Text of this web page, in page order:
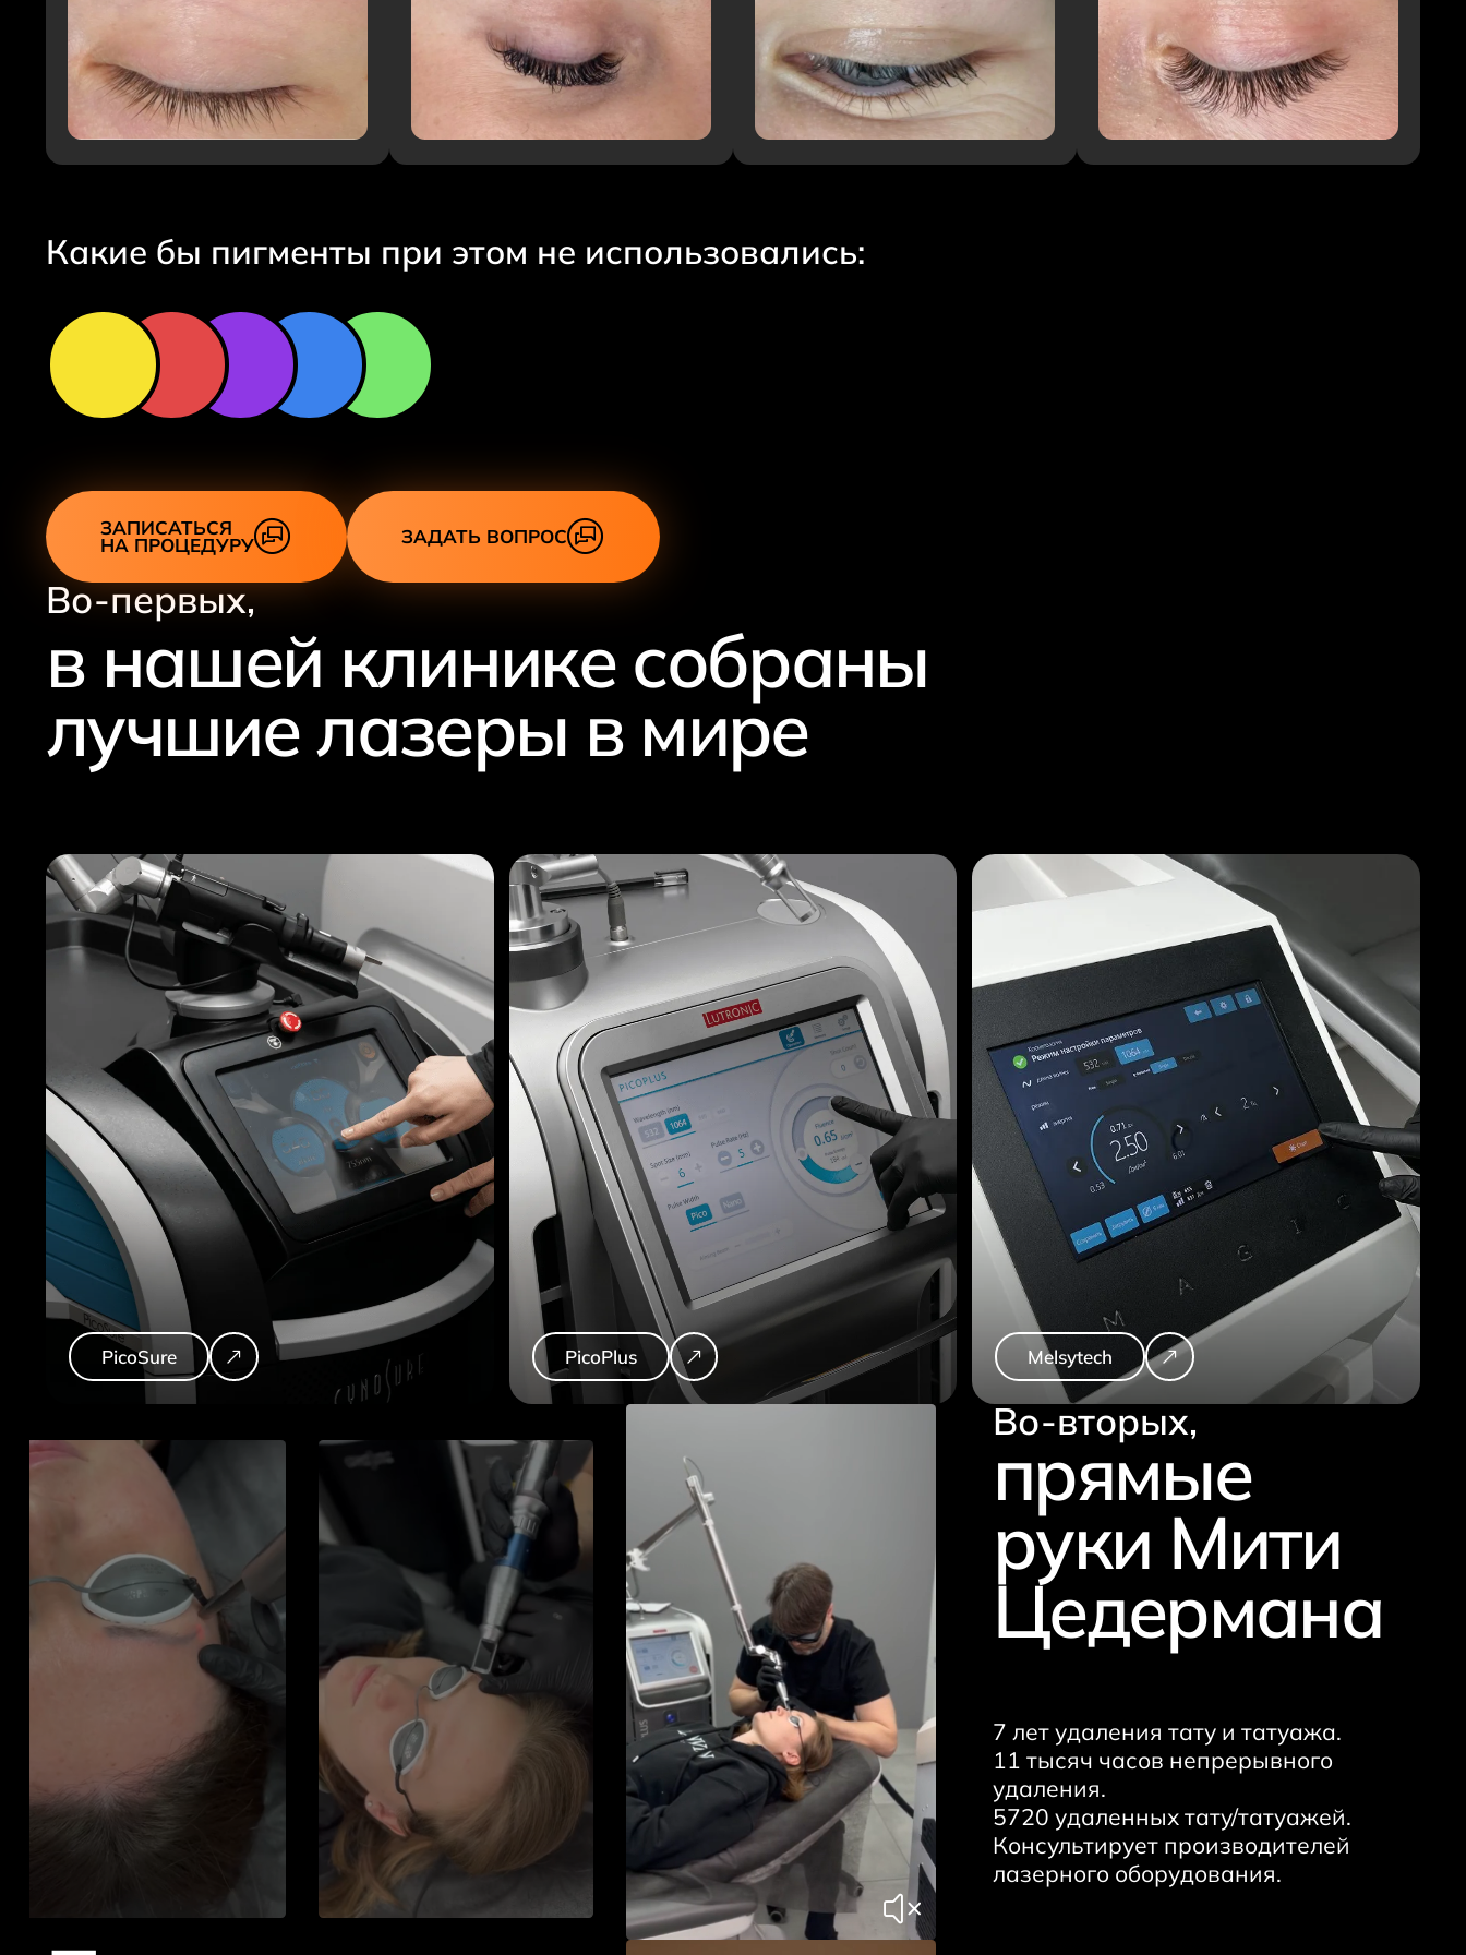
Какие бы пигменты при этом не использовались:
ЗАПИСАТЬСЯ
НА ПРОЦЕДУРУ ЗАДАТЬ ВОПРОС
Во-первых,
в нашей клинике собраны
лучшие лазеры в мире
PicoSure PicoPlus Melsytech
Во-вторых,
прямые
руки Мити
Цедермана
7 лет удаления тату и татуажа.
11 тысяч часов непрерывного
удаления.
5720 удаленных тату/татуажей.
Консультирует производителей
лазерного оборудования.